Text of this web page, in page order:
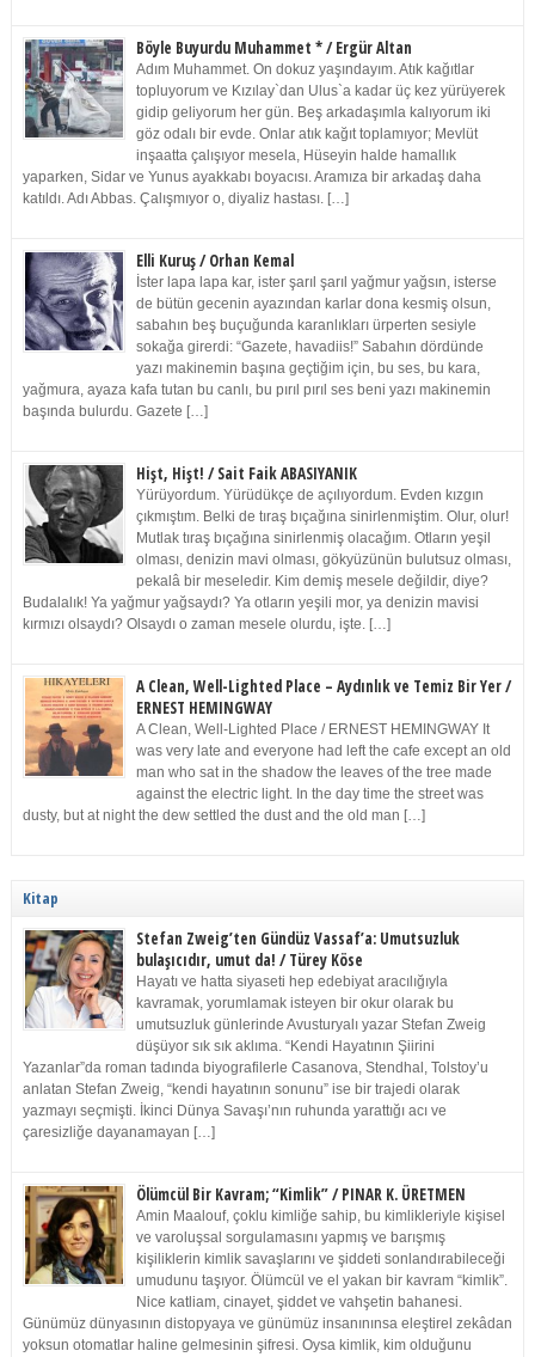
Böyle Buyurdu Muhammet * / Ergür Altan
Adım Muhammet. On dokuz yaşındayım. Atık kağıtlar
topluyorum ve Kızılay`dan Ulus`a kadar üç kez yürüyerek
gidip geliyorum her gün. Beş arkadaşımla kalıyorum iki
göz odalı bir evde. Onlar atık kağıt toplamıyor; Mevlüt
inşaatta çalışıyor mesela, Hüseyin halde hamallık
yaparken, Sidar ve Yunus ayakkabı boyacısı. Aramıza bir arkadaş daha
katıldı. Adı Abbas. Çalışmıyor o, diyaliz hastası. […]
Elli Kuruş / Orhan Kemal
İster lapa lapa kar, ister şarıl şarıl yağmur yağsın, isterse
de bütün gecenin ayazından karlar dona kesmiş olsun,
sabahın beş buçuğunda karanlıkları ürperten sesiyle
sokağa girerdi: “Gazete, havadiis!” Sabahın dördünde
yazı makinemin başına geçtiğim için, bu ses, bu kara,
yağmura, ayaza kafa tutan bu canlı, bu pırıl pırıl ses beni yazı makinemin
başında bulurdu. Gazete […]
Hişt, Hişt! / Sait Faik ABASIYANIK
Yürüyordum. Yürüdükçe de açılıyordum. Evden kızgın
çıkmıştım. Belki de tıraş bıçağına sinirlenmiştim. Olur, olur!
Mutlak tıraş bıçağına sinirlenmiş olacağım. Otların yeşil
olması, denizin mavi olması, gökyüzünün bulutsuz olması,
pekalâ bir meseledir. Kim demiş mesele değildir, diye?
Budalalık! Ya yağmur yağsaydı? Ya otların yeşili mor, ya denizin mavisi
kırmızı olsaydı? Olsaydı o zaman mesele olurdu, işte. […]
A Clean, Well-Lighted Place – Aydınlık ve Temiz Bir Yer /
ERNEST HEMINGWAY
A Clean, Well-Lighted Place / ERNEST HEMINGWAY It
was very late and everyone had left the cafe except an old
man who sat in the shadow the leaves of the tree made
against the electric light. In the day time the street was
dusty, but at night the dew settled the dust and the old man […]
Kitap
Stefan Zweig’ten Gündüz Vassaf’a: Umutsuzluk
bulaşıcıdır, umut da! / Türey Köse
Hayatı ve hatta siyaseti hep edebiyat aracılığıyla
kavramak, yorumlamak isteyen bir okur olarak bu
umutsuzluk günlerinde Avusturyalı yazar Stefan Zweig
düşüyor sık sık aklıma. “Kendi Hayatının Şiirini
Yazanlar”da roman tadında biyografilerle Casanova, Stendhal, Tolstoy’u
anlatan Stefan Zweig, “kendi hayatının sonunu” ise bir trajedi olarak
yazmayı seçmişti. İkinci Dünya Savaşı’nın ruhunda yarattığı acı ve
çaresizliğe dayanamayan […]
Ölümcül Bir Kavram; “Kimlik” / PINAR K. ÜRETMEN
Amin Maalouf, çoklu kimliğe sahip, bu kimlikleriyle kişisel
ve varoluşsal sorgulamasını yapmış ve barışmış
kişiliklerin kimlik savaşlarını ve şiddeti sonlandırabileceği
umudunu taşıyor. Ölümcül ve el yakan bir kavram “kimlik”.
Nice katliam, cinayet, şiddet ve vahşetin bahanesi.
Günümüz dünyasının distopyaya ve günümüz insanınınsa eleştirel zekâdan
yoksun otomatlar haline gelmesinin şifresi. Oysa kimlik, kim olduğunu